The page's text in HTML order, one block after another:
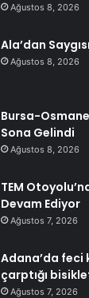
Ağustos 8, 2026
Ala’dan
Ağustos 8, 2026
Bursa-
Sona Gelindi
Ağustos 8, 2026
TEM
Devam Ediyor
Ağustos 7, 2026
Adana’da feci
çarptığı
Ağustos 7, 2026